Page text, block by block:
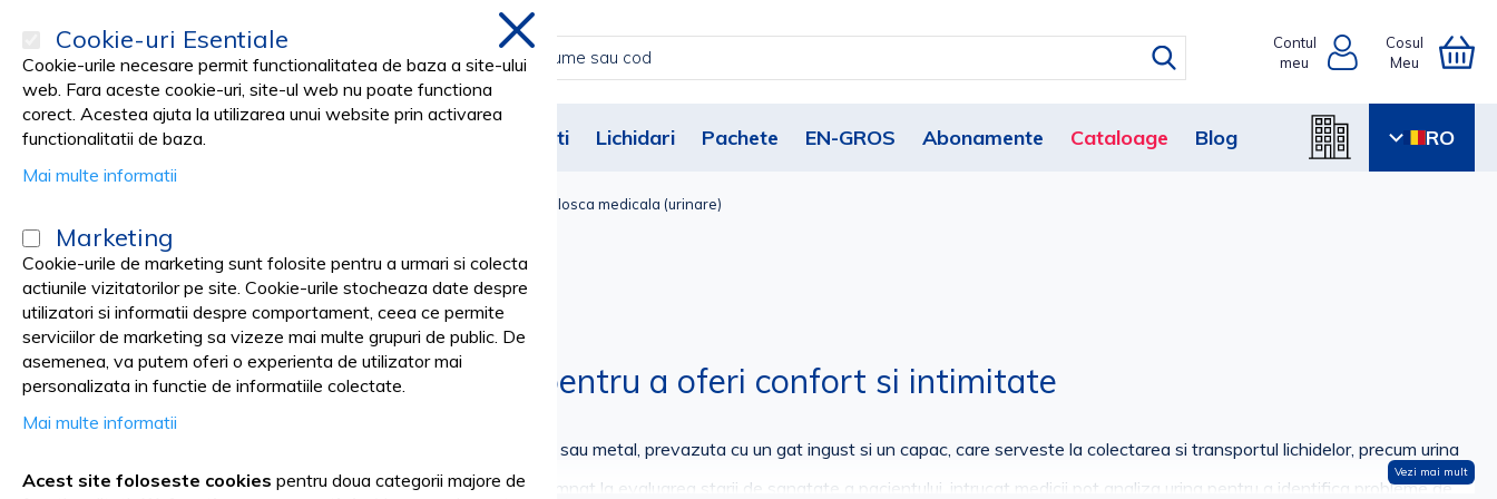
Contul
meu
RO
Cosul
Meu
PRODUSE Noutati Lichidari Pachete EN-GROS Abonamente Cataloage Blog
Plosca medicala (urinare)
Plosca medicala (urinare)
Plosca – dispozitivul special creat pentru a oferi confort si intimitate
Plosca medicala este un recipient, confectionat de regula din plastic sau metal, prevazuta cu un gat ingust si un capac, care serveste la colectarea si transportul lichidelor, precum urina
sau alte fluide corporale. Totodata, acest dispozitiv joaca un rol insemnat la evaluarea starii de sanatate a pacientului, intrucat medicii pot analiza urina pentru a identifica probleme de
Vezi mai mult
inchide
Cookie-uri Esentiale
Cookie-urile necesare permit functionalitatea de baza a site-ului
web. Fara aceste cookie-uri, site-ul web nu poate functiona
corect. Acestea ajuta la utilizarea unui website prin activarea
functionalitatii de baza.
Mai multe informatii
Marketing
Cookie-urile de marketing sunt folosite pentru a urmari si colecta
actiunile vizitatorilor pe site. Cookie-urile stocheaza date despre
utilizatori si informatii despre comportament, ceea ce permite
serviciilor de marketing sa vizeze mai multe grupuri de public. De
asemenea, va putem oferi o experienta de utilizator mai
personalizata in functie de informatiile colectate.
Mai multe informatii
Acest site foloseste cookies pentru doua categorii majore de